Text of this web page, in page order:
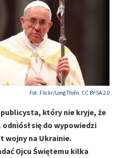
Fot. Flickr/Long Thiên CC BY-SA 2.0
który nie kryje, że
się do wypowiedzi
wojny na Ukrainie.
Ojcu Świętemu kilka